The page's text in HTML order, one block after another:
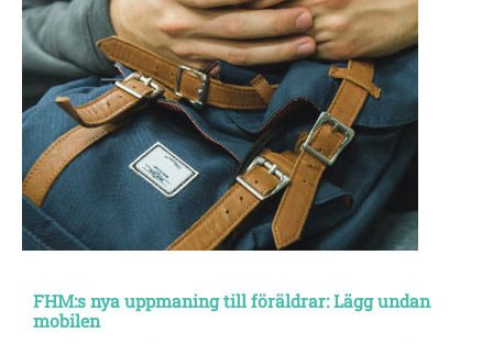
FHM:s nya uppmaning till föräldrar: Lägg undan
mobilen